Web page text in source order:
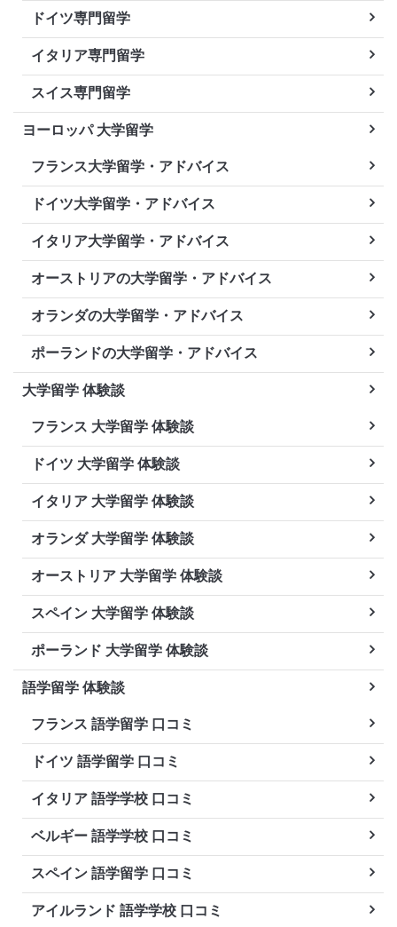
ドイツ専門留学
イタリア専門留学
スイス専門留学
ヨーロッパ 大学留学
フランス大学留学・アドバイス
ドイツ大学留学・アドバイス
イタリア大学留学・アドバイス
オーストリアの大学留学・アドバイス
オランダの大学留学・アドバイス
ポーランドの大学留学・アドバイス
大学留学 体験談
フランス 大学留学 体験談
ドイツ 大学留学 体験談
イタリア 大学留学 体験談
オランダ 大学留学 体験談
オーストリア 大学留学 体験談
スペイン 大学留学 体験談
ポーランド 大学留学 体験談
語学留学 体験談
フランス 語学留学 口コミ
ドイツ 語学留学 口コミ
イタリア 語学学校 口コミ
ベルギー 語学学校 口コミ
スペイン 語学留学 口コミ
アイルランド 語学学校 口コミ